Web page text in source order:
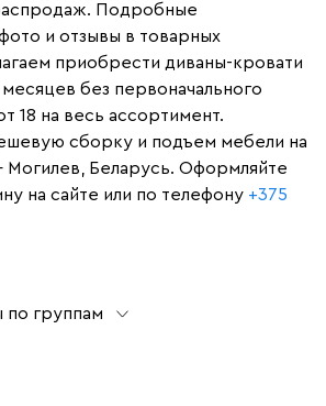
Подробные
и отзывы в товарных
приобрести диваны-кровати
без первоначального
18 на весь ассортимент.
сборку и подъем мебели на
Могилев, Беларусь. Оформляйте
на сайте или по телефону +375
группам